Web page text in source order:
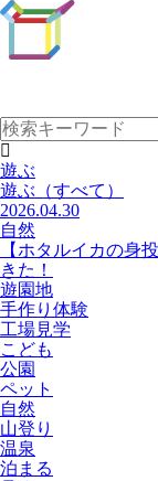
遊ぶ
遊ぶ （すべて）
2026.04.30
自然
【ホタルイカの身
きた！
遊園地
手作り体験
工場見学
こども
公園
ペット
自然
山登り
温泉
泊まる